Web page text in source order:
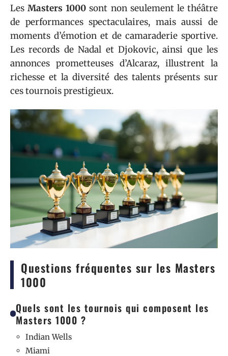
LesMasters 1000 sont non seulement le théâtre
de performances spectaculaires, mais aussi de
moments d’émotion et de camaraderie sportive.
Les records de Nadal et Djokovic, ainsi que les
annonces prometteuses d’Alcaraz, illustrent la
richesse et la diversité des talents présents sur
ces tournois prestigieux.
Questions fréquentes sur les Masters
1000
Quels sont les tournois qui composent les
Masters 1000 ?
Indian Wells
Miami